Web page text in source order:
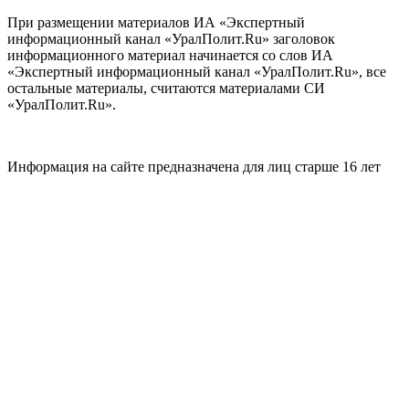
При размещении материалов ИА «Экспертный
информационный канал «УралПолит.Ru» заголовок
информационного материал начинается со слов ИА
«Экспертный информационный канал «УралПолит.Ru», все
остальные материалы, считаются материалами СИ
«УралПолит.Ru».
Информация на сайте предназначена для лиц старше 16 лет